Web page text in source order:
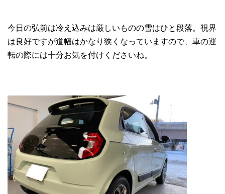
今日の弘前は冷え込みは厳しいものの雪はひと段落。視界
は良好ですが道幅はかなり狭くなっていますので、車の運
転の際には十分お気を付けくださいね。